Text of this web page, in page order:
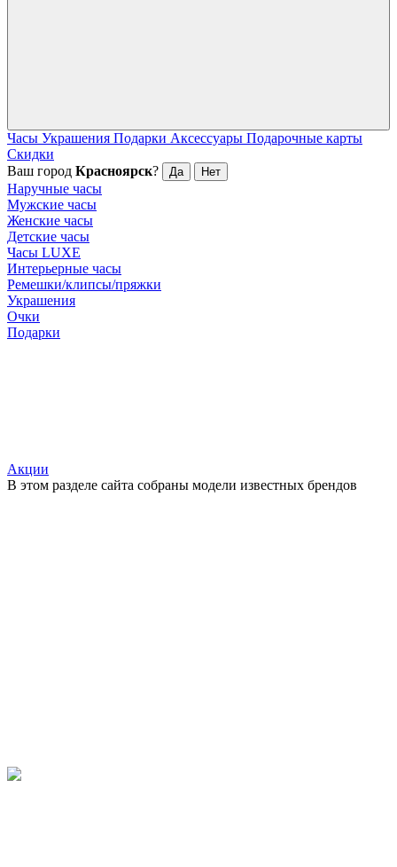
Часы Украшения Подарки Аксессуары Подарочные карты
Скидки
Ваш город Красноярск? Да Нет
Наручные часы
Мужские часы
Женские часы
Детские часы
Часы LUXE
Интерьерные часы
Ремешки/клипсы/пряжки
Украшения
Очки
Подарки
Акции
В этом разделе сайта собраны модели известных брендов